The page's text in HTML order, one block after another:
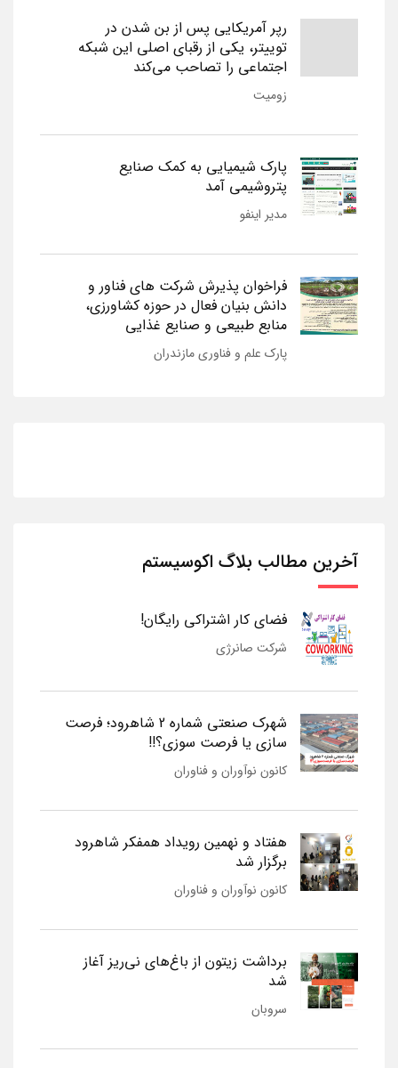
رپر آمریکایی پس از بن شدن در
توییتر، یکی از رقبای اصلی این شبکه
اجتماعی را تصاحب می‌کند
زومیت
پارک شیمیایی به کمک صنایع
پتروشیمی آمد
مدیر اینفو
فراخوان پذیرش شرکت های فناور و
دانش بنیان فعال در حوزه کشاورزی،
منابع طبیعی و صنایع غذایی
پارک علم و فناوری مازندران
آخرین مطالب بلاگ اکوسیستم
فضای کار اشتراکی رایگان!
شرکت صانرژی
شهرک صنعتی شماره 2 شاهرود؛ فرصت
سازی یا فرصت سوزی؟!!
کانون نوآوران و فناوران
هفتاد و نهمین رویداد همفکر شاهرود
برگزار شد
کانون نوآوران و فناوران
برداشت زیتون از باغ‌های نی‌ریز آغاز
شد
سروبان